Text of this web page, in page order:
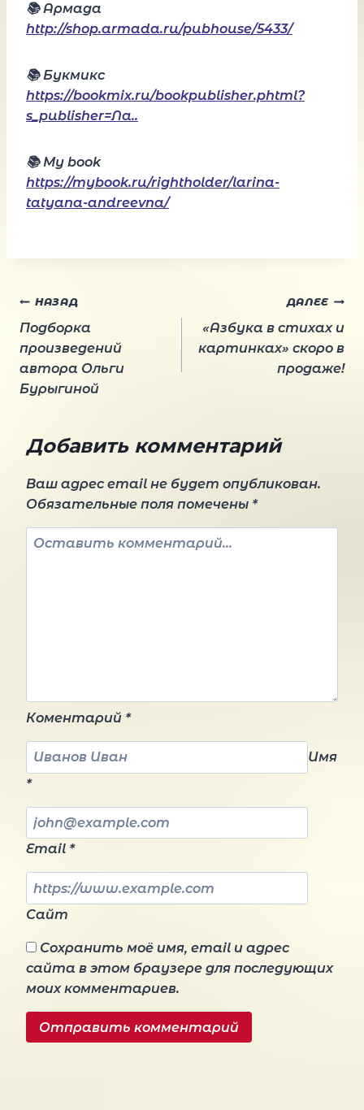
📚 Армада
http://shop.armada.ru/pubhouse/5433/
📚 Букмикс
https://bookmix.ru/bookpublisher.phtml?
s_publisher=Ла..
📚 Мy book
https://mybook.ru/rightholder/larina-
tatyana-andreevna/
Навигация
по
записям
НАЗАД
Подборка
произведений
автора Ольги
Бурыгиной
ДАЛЕЕ
«Азбука в стихах и
картинках» скоро в
продаже!
Добавить комментарий
Ваш адрес email не будет опубликован.
Обязательные поля помечены *
Коментарий *
Имя
*
Email *
Сайт
Сохранить моё имя, email и адрес
сайта в этом браузере для последующих
моих комментариев.